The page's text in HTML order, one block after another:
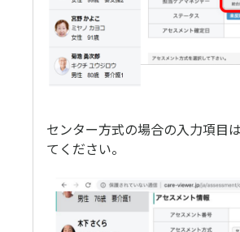
センター方式の場合の入力項目
てください。